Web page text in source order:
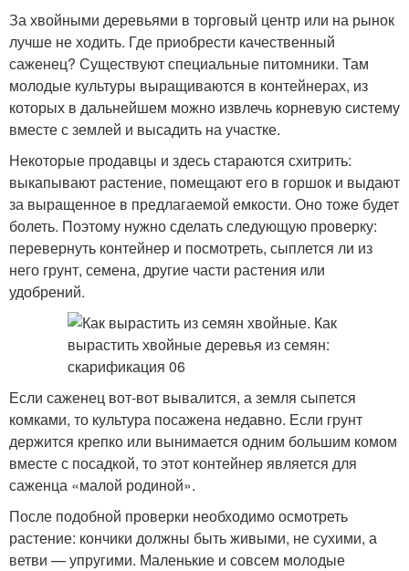
За хвойными деревьями в торговый центр или на рынок
лучше не ходить. Где приобрести качественный
саженец? Существуют специальные питомники. Там
молодые культуры выращиваются в контейнерах, из
которых в дальнейшем можно извлечь корневую систему
вместе с землей и высадить на участке.
Некоторые продавцы и здесь стараются схитрить:
выкапывают растение, помещают его в горшок и выдают
за выращенное в предлагаемой емкости. Оно тоже будет
болеть. Поэтому нужно сделать следующую проверку:
перевернуть контейнер и посмотреть, сыплется ли из
него грунт, семена, другие части растения или
удобрений.
Если саженец вот-вот вывалится, а земля сыпется
комками, то культура посажена недавно. Если грунт
держится крепко или вынимается одним большим комом
вместе с посадкой, то этот контейнер является для
саженца «малой родиной».
После подобной проверки необходимо осмотреть
растение: кончики должны быть живыми, не сухими, а
ветви — упругими. Маленькие и совсем молодые